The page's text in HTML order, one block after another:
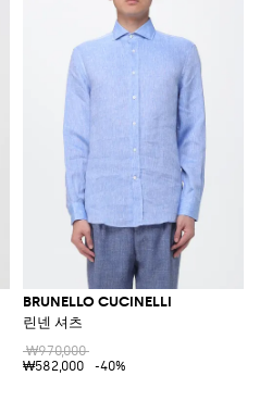
BRUNELLO CUCINELLI
린넨 셔츠
₩970,000
₩582,000
-40%